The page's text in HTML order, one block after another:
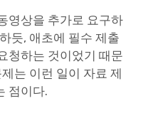
영상을 추가로 요구하
듯, 애초에 필수 제출
청하는 것이었기 때문
는 이런 일이 자료 제
점이다.